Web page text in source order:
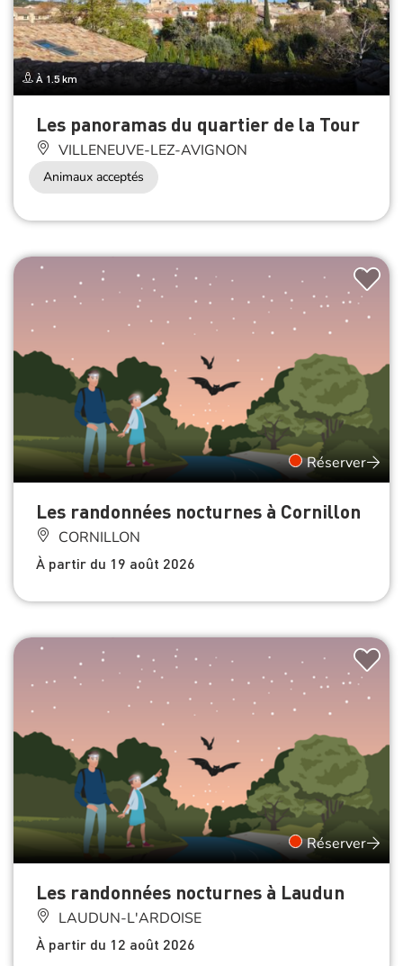
À 1.5 km
Les panoramas du quartier de la Tour
VILLENEUVE-LEZ-AVIGNON
Animaux acceptés
Réserver
Les randonnées nocturnes à Cornillon
CORNILLON
À partir du 19 août 2026
Réserver
Les randonnées nocturnes à Laudun
LAUDUN-L'ARDOISE
À partir du 12 août 2026